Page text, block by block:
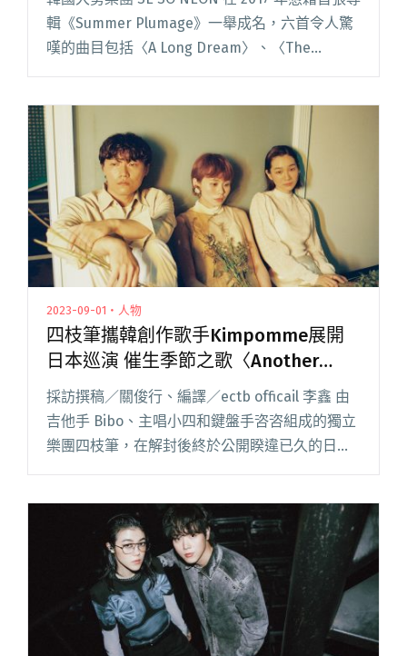
滿期待。」
輯《Summer Plumage》一舉成名，六首令人驚
嘆的曲目包括〈A Long Dream〉、〈The
Wave〉等，敘述著社會壓力中浮載浮沉的共同焦
象體操、落日飛車——韓國大勢樂團SE SO NEON
週三開唱：「能夠帶著這些美好的回憶再次回到
台灣，我充滿期待。」"
2023-09-01・人物
四枝筆攜韓創作歌手Kimpomme展開
日本巡演 催生季節之歌〈Another
Season〉
採訪撰稿／關俊行、編譯／ectb officail 李鑫 由
吉他手 Bibo、主唱小四和鍵盤手咨咨組成的獨立
樂團四枝筆，在解封後終於公開睽違已久的日本
巡演行程，九月將與來自韓國首爾、擅長鋼琴的
讀全文 "四枝筆攜韓創作歌手Kimpomme展開日
本巡演 催生季節之歌〈Another Season〉"